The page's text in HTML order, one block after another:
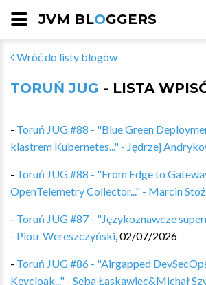
JVM BLOGGERS
Wróć do listy blogów
TORUŃ JUG - LISTA
- Toruń JUG #88 - "Blue Green
klastrem Kubernetes..." - Jędrzej
- Toruń JUG #88 - "From Edge to
OpenTelemetry Collector..." - Marcin
- Toruń JUG #87 - "Językoznawcze
- Piotr Wereszczyński,02/07/2026
- Toruń JUG #86 - "Airgapped
Keycloak..." - Seba Łaskawiec&Michał